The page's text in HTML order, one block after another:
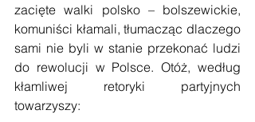
zacięte walki polsko – bolszewickie,
komuniści kłamali, tłumacząc dlaczego
sami nie byli w stanie przekonać ludzi
do rewolucji w Polsce. Otóż, według
kłamliwej retoryki partyjnych
towarzyszy: